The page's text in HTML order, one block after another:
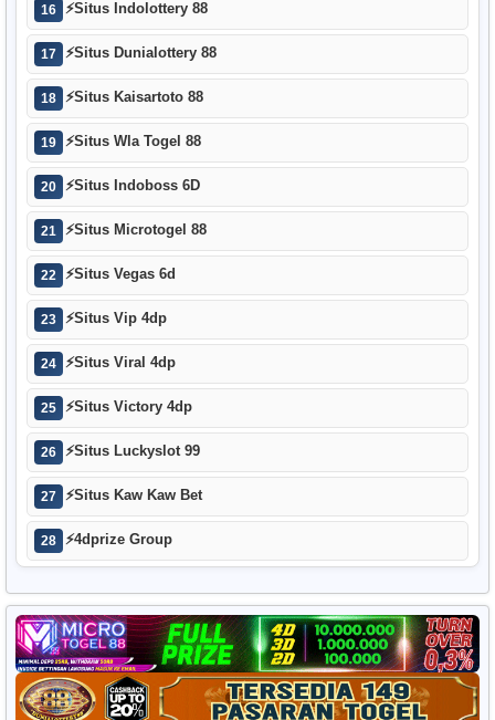
16 ⚡Situs Indolottery 88
17 ⚡Situs Dunialottery 88
18 ⚡Situs Kaisartoto 88
19 ⚡Situs Wla Togel 88
20 ⚡Situs Indoboss 6D
21 ⚡Situs Microtogel 88
22 ⚡Situs Vegas 6d
23 ⚡Situs Vip 4dp
24 ⚡Situs Viral 4dp
25 ⚡Situs Victory 4dp
26 ⚡Situs Luckyslot 99
27 ⚡Situs Kaw Kaw Bet
28 ⚡4dprize Group